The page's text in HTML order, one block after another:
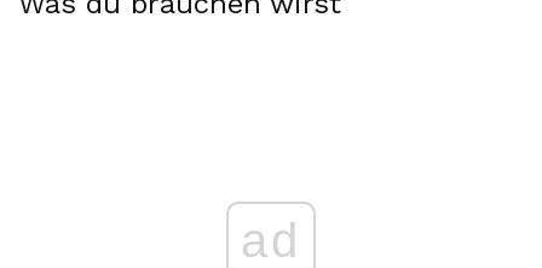
ad